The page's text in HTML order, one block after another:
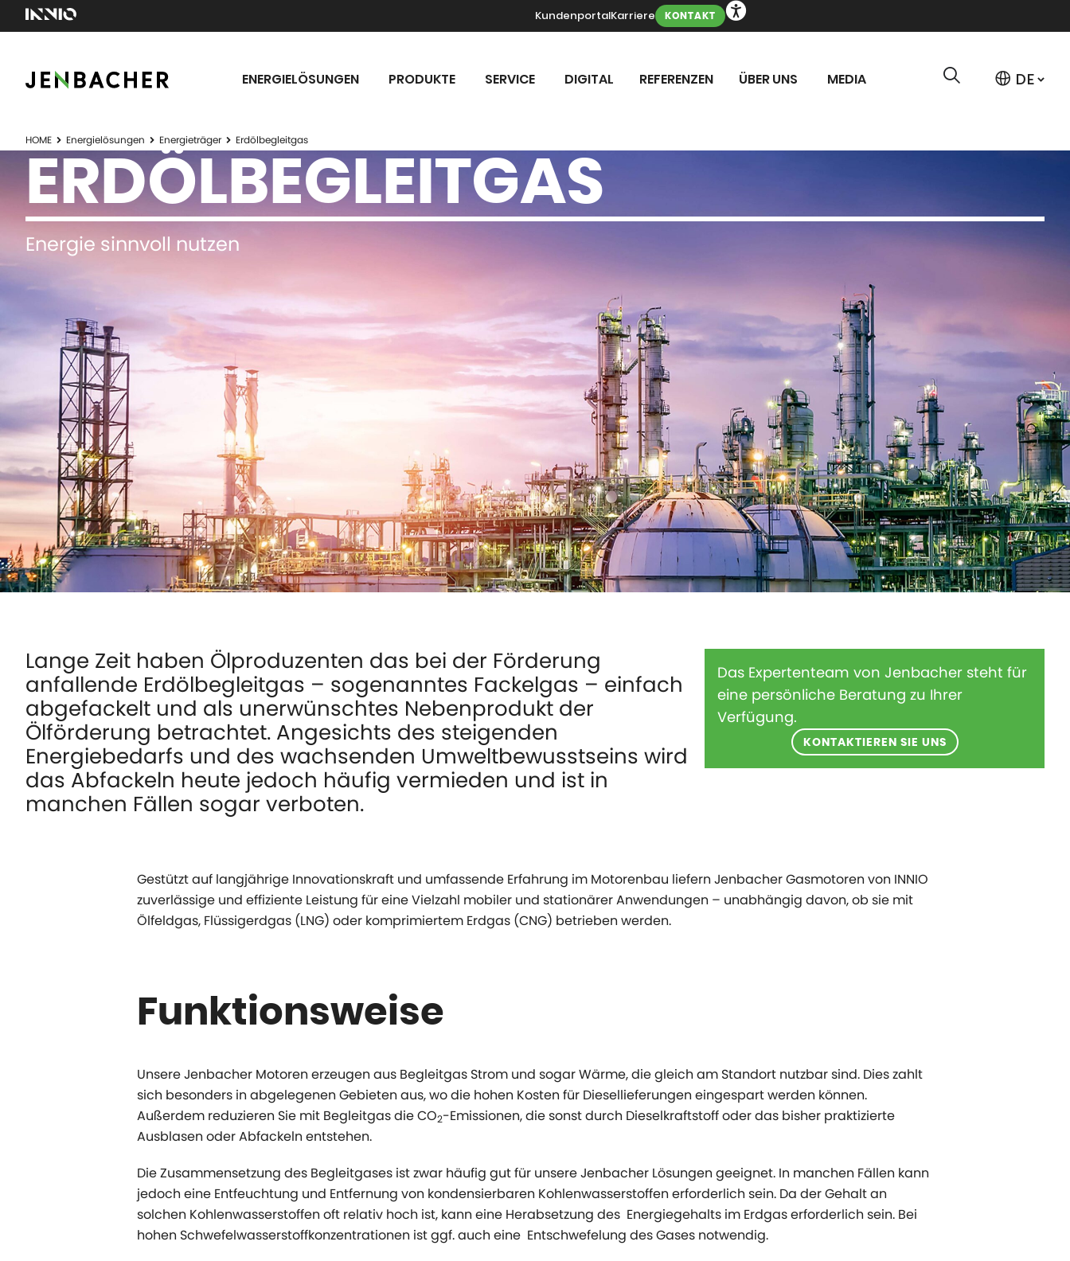
KundenportalKarriere KONTAKT
ENERGIELÖSUNGEN PRODUKTE SERVICE DIGITAL REFERENZEN ÜBER UNS MEDIA
HOME Energielösungen Energieträger Erdölbegleitgas
ERDÖLBEGLEITGAS
Energie sinnvoll nutzen
Lange Zeit haben Ölproduzenten das bei der Förderung
anfallende Erdölbegleitgas – sogenanntes Fackelgas – einfach
abgefackelt und als unerwünschtes Nebenprodukt der
Ölförderung betrachtet. Angesichts des steigenden
Energiebedarfs und des wachsenden Umweltbewusstseins wird
das Abfackeln heute jedoch häufig vermieden und ist in
manchen Fällen sogar verboten.
Das Expertenteam von Jenbacher steht für
eine persönliche Beratung zu Ihrer
Verfügung.
KONTAKTIEREN SIE UNS
Gestützt auf langjährige Innovationskraft und umfassende Erfahrung im Motorenbau liefern Jenbacher Gasmotoren von INNIO
zuverlässige und effiziente Leistung für eine Vielzahl mobiler und stationärer Anwendungen – unabhängig davon, ob sie mit
Ölfeldgas, Flüssigerdgas (LNG) oder komprimiertem Erdgas (CNG) betrieben werden.
Funktionsweise
Unsere Jenbacher Motoren erzeugen aus Begleitgas Strom und sogar Wärme, die gleich am Standort nutzbar sind. Dies zahlt
sich besonders in abgelegenen Gebieten aus, wo die hohen Kosten für Diesellieferungen eingespart werden können.
Außerdem reduzieren Sie mit Begleitgas die CO2-Emissionen, die sonst durch Dieselkraftstoff oder das bisher praktizierte
Ausblasen oder Abfackeln entstehen.
Die Zusammensetzung des Begleitgases ist zwar häufig gut für unsere Jenbacher Lösungen geeignet. In manchen Fällen kann
jedoch eine Entfeuchtung und Entfernung von kondensierbaren Kohlenwasserstoffen erforderlich sein. Da der Gehalt an
solchen Kohlenwasserstoffen oft relativ hoch ist, kann eine Herabsetzung des Energiegehalts im Erdgas erforderlich sein. Bei
hohen Schwefelwasserstoffkonzentrationen ist ggf. auch eine Entschwefelung des Gases notwendig.